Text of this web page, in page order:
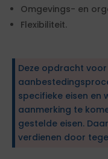
Omgevings- en
Flexibiliteit.
Deze opdracht
specifieke eisen en
aanmerking te
gestelde eisen.
verdienen door